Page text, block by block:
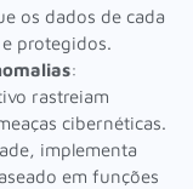
os dados de cada
protegidos.
:
rastreiam
cibernéticas.
implementa
em funções